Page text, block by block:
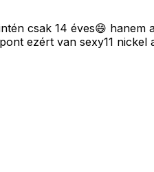
csak 14 éves😄
ezért van sexy11 nickel